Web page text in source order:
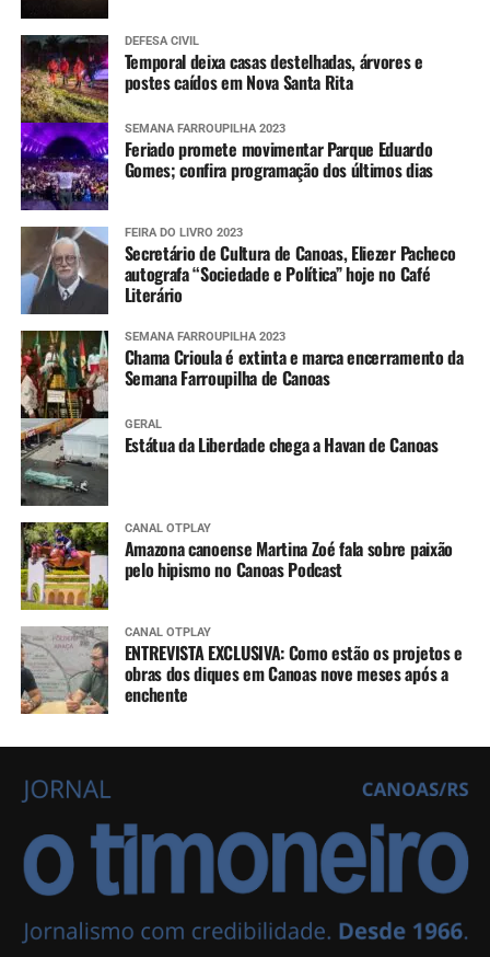
DEFESA CIVIL
Temporal deixa casas destelhadas, árvores e
postes caídos em Nova Santa Rita
SEMANA FARROUPILHA 2023
Feriado promete movimentar Parque Eduardo
Gomes; confira programação dos últimos dias
FEIRA DO LIVRO 2023
Secretário de Cultura de Canoas, Eliezer Pacheco
autografa “Sociedade e Política” hoje no Café
Literário
SEMANA FARROUPILHA 2023
Chama Crioula é extinta e marca encerramento da
Semana Farroupilha de Canoas
GERAL
Estátua da Liberdade chega a Havan de Canoas
CANAL OTPLAY
Amazona canoense Martina Zoé fala sobre paixão
pelo hipismo no Canoas Podcast
CANAL OTPLAY
ENTREVISTA EXCLUSIVA: Como estão os projetos e
obras dos diques em Canoas nove meses após a
enchente